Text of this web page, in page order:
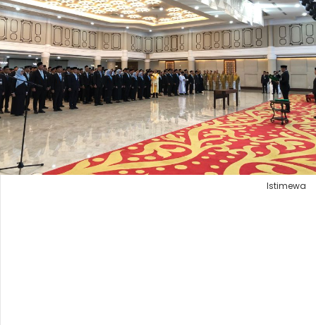
Istimewa